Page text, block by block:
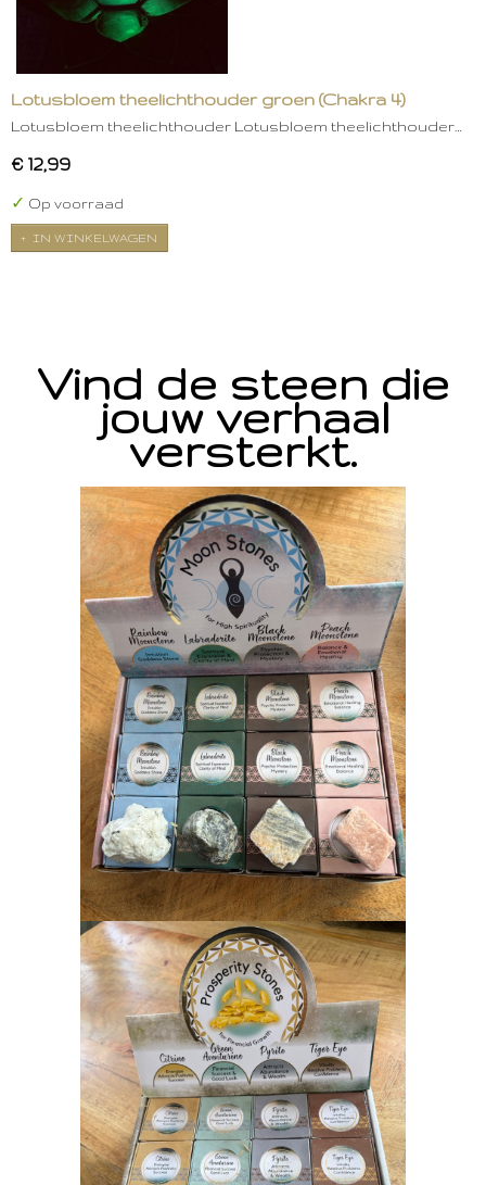
Lotusbloem theelichthouder groen (Chakra 4)
Lotusbloem theelichthouder Lotusbloem theelichthouder…
€ 12,99
✓ Op voorraad
IN WINKELWAGEN
Vind de steen die
jouw verhaal
versterkt.